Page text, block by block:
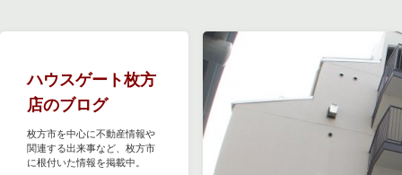
ハウスゲート枚方
店のブログ
枚方市を中心に不動産情報や
関連する出来事など、枚方市
に根付いた情報を掲載中。